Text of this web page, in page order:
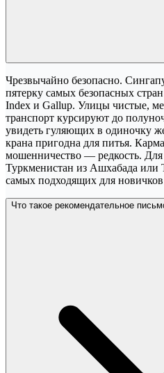
Чрезвычайно безопасно.
пятерку самых безопасных
Index и Gallup. Улицы чистые,
транспорт курсируют до
увидеть гуляющих в одиночку
крана пригодна для питья.
мошенничество — редкость. Для
Туркменистан из Ашхабада или
самых подходящих для
Что такое рекомендательное